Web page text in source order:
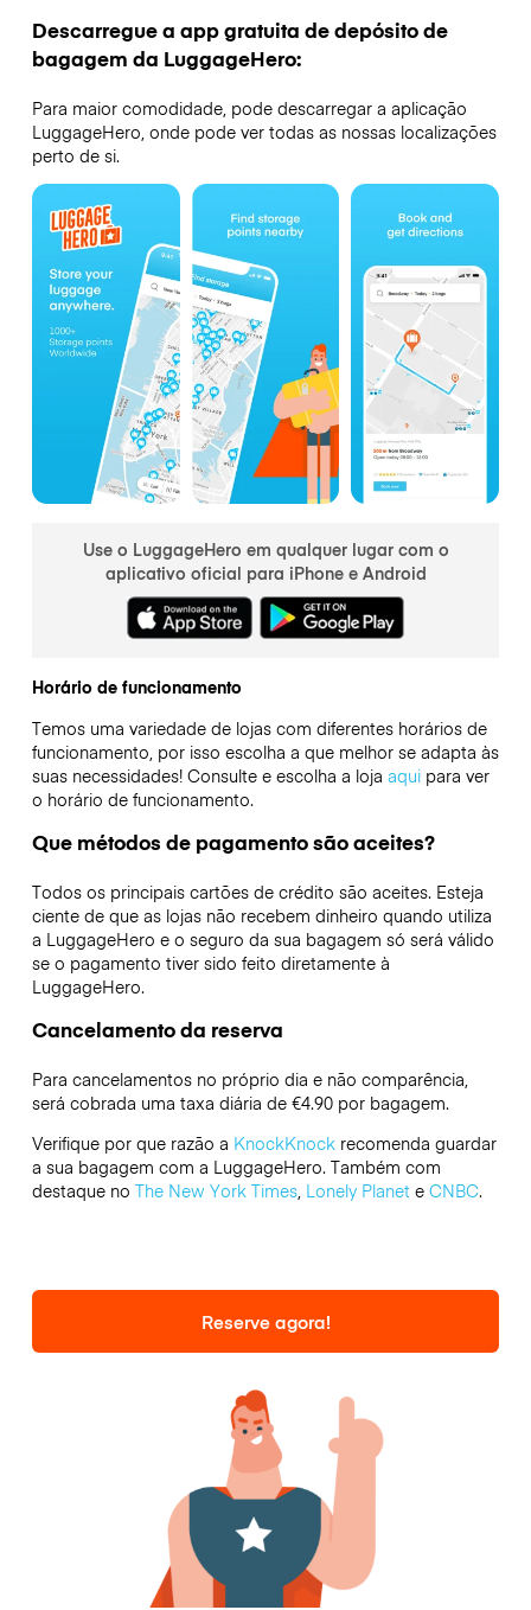
Descarregue a app gratuita de depósito de
bagagem da LuggageHero:
Para maior comodidade, pode descarregar a aplicação
LuggageHero, onde pode ver todas as nossas localizações
perto de si.
Use o LuggageHero em qualquer lugar com o
aplicativo oficial para iPhone e Android
Horário de funcionamento
Temos uma variedade de lojas com diferentes horários de
funcionamento, por isso escolha a que melhor se adapta às
suas necessidades! Consulte e escolha a loja aquipara ver
o horário de funcionamento.
Que métodos de pagamento são aceites?
Todos os principais cartões de crédito são aceites. Esteja
ciente de que as lojas não recebem dinheiro quando utiliza
a LuggageHero e o seguro da sua bagagem só será válido
se o pagamento tiver sido feito diretamente à
LuggageHero.
Cancelamento da reserva
Para cancelamentos no próprio dia e não comparência,
será cobrada uma taxa diária de €4.90 por bagagem.
Verifique por que razão a KnockKnockrecomenda guardar
a sua bagagem com a LuggageHero. Também com
destaque no The New York Times, Lonely Planete CNBC.
Reserve agora!